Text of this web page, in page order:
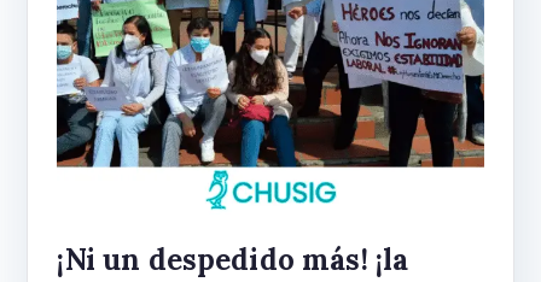
¡Ni un despedido más! ¡la